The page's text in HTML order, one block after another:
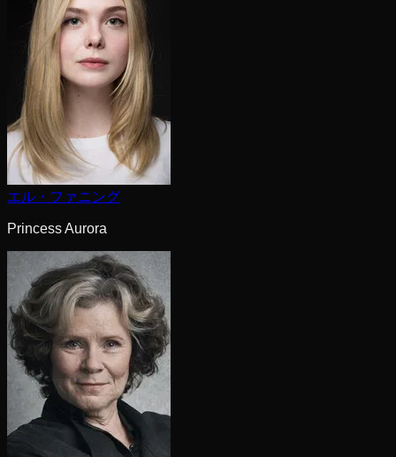
エル・ファニング
Princess Aurora